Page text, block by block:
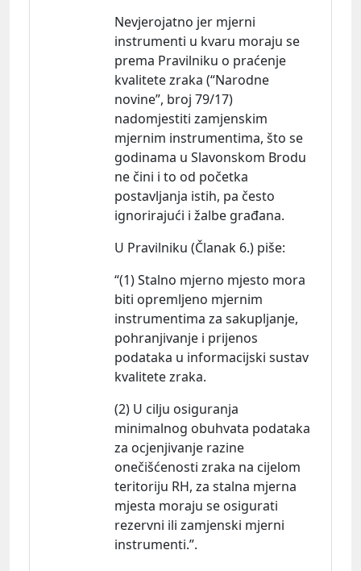
Nevjerojatno jer mjerni
instrumenti u kvaru moraju se
prema Pravilniku o praćenje
kvalitete zraka (“Narodne
novine”, broj 79/17)
nadomjestiti zamjenskim
mjernim instrumentima, što se
godinama u Slavonskom Brodu
ne čini i to od početka
postavljanja istih, pa često
ignorirajući i žalbe građana.
U Pravilniku (Članak 6.) piše:
“(1) Stalno mjerno mjesto mora
biti opremljeno mjernim
instrumentima za sakupljanje,
pohranjivanje i prijenos
podataka u informacijski sustav
kvalitete zraka.
(2) U cilju osiguranja
minimalnog obuhvata podataka
za ocjenjivanje razine
onečišćenosti zraka na cijelom
teritoriju RH, za stalna mjerna
mjesta moraju se osigurati
rezervni ili zamjenski mjerni
instrumenti.”.